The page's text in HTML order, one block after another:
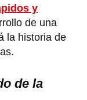
y
de una
la historia de
de la